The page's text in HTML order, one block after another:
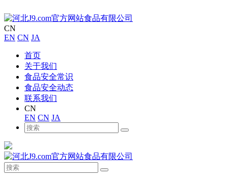
CN
EN CN JA
首页
关于我们
食品安全常识
食品安全动态
联系我们
CN
EN CN JA